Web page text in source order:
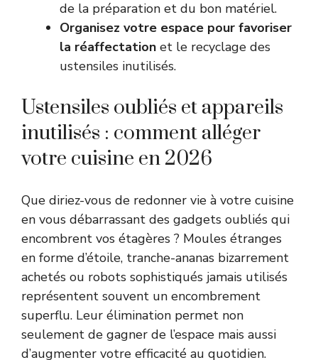
de la préparation et du bon matériel.
Organisez votre espace pour favoriser
la réaffectation et le recyclage des
ustensiles inutilisés.
Ustensiles oubliés et appareils
inutilisés : comment alléger
votre cuisine en 2026
Que diriez-vous de redonner vie à votre cuisine
en vous débarrassant des gadgets oubliés qui
encombrent vos étagères ? Moules étranges
en forme d’étoile, tranche-ananas bizarrement
achetés ou robots sophistiqués jamais utilisés
représentent souvent un encombrement
superflu. Leur élimination permet non
seulement de gagner de l’espace mais aussi
d’augmenter votre efficacité au quotidien.